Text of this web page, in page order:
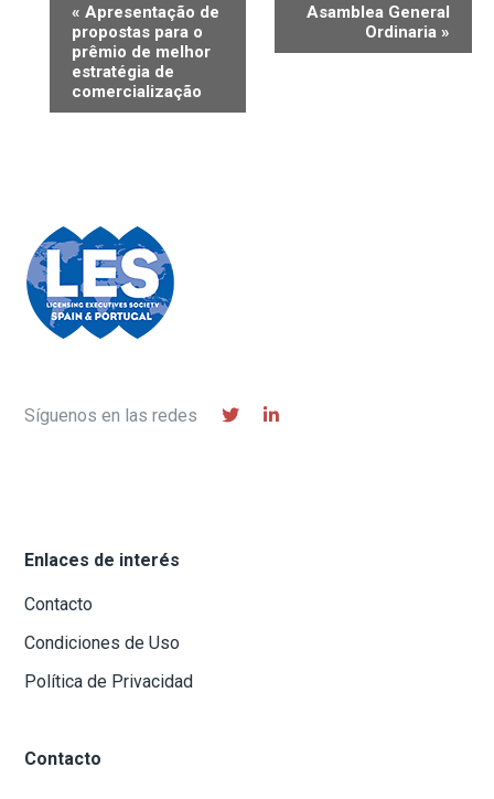
d
e
e
« Apresentação de
propostas para o
prêmio de melhor
estratégia de
comercialização
Asamblea General
Ordinaria »
Síguenos en las redes
Enlaces de interés
Contacto
Condiciones de Uso
Política de Privacidad
Contacto